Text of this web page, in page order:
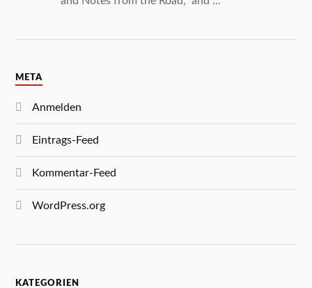
META
Anmelden
Eintrags-Feed
Kommentar-Feed
WordPress.org
KATEGORIEN